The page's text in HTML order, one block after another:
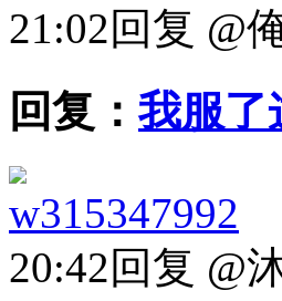
21:02回复 @
回复： 我服了
w315347992
20:42回复 @